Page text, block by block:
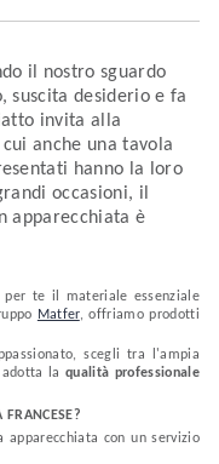
il nostro sguardo
suscita desiderio e fa
invita alla
anche una tavola
hanno la loro
occasioni, il
apparecchiata è
per te il materiale essenziale
Matfer, offriamo prodotti
scegli tra l'ampia
adotta laqualità professionale
FRANCESE?
con un servizio